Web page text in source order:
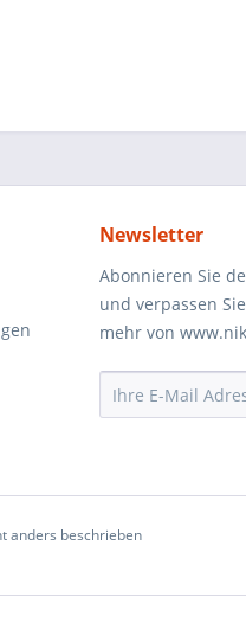
Newsletter
Abonnieren Sie
und verpassen
mehr von
anders beschrieben